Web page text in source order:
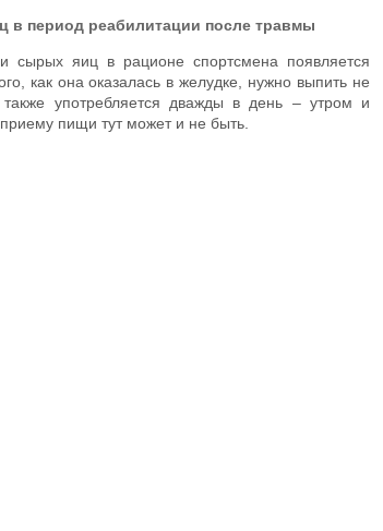
в период реабилитации после травмы
сырых яиц в рационе спортсмена появляется
как она оказалась в желудке, нужно выпить не
употребляется дважды в день – утром и
пищи тут может и не быть.